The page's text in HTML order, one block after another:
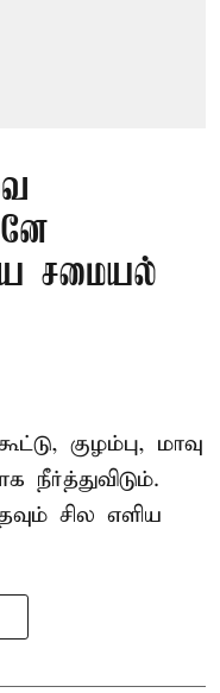
சமையல்
குழம்பு, மாவு
நீர்த்துவிடும்.
சில எளிய